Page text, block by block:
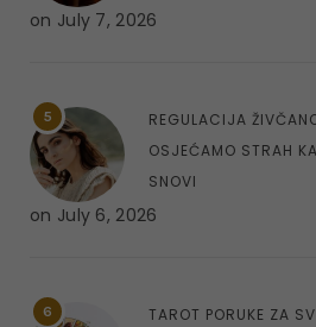
on July 7, 2026
5
REGULACIJA
OSJEĆAMO STRAH
SNOVI
on July 6, 2026
6
TAROT PORUKE ZA